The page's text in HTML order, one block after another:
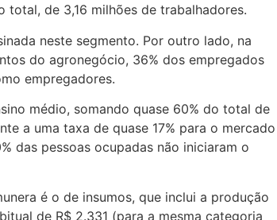
de 3,16 milhões de trabalhadores.
neste segmento. Por outro lado, na
do agronegócio, 36% dos empregados
empregadores.
médio, somando quase 60% do total de
a uma taxa de quase 17% para o mercado
das pessoas ocupadas não iniciaram o
é o de insumos, que inclui a produção
de R$ 2.331 (para a mesma categoria